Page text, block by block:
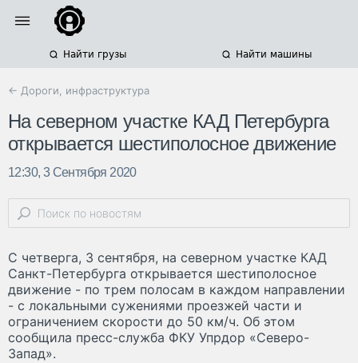
Найти грузы Найти машины
← Дороги, инфраструктура
На северном участке КАД Петербурга
открывается шестиполосное движение
12:30, 3 Сентября 2020
С четверга, 3 сентября, на северном участке КАД
Санкт-Петербурга открывается шестиполосное
движение - по трем полосам в каждом направлении
- с локальными сужениями проезжей части и
ограничением скорости до 50 км/ч. Об этом
сообщила пресс-служба ФКУ Упрдор «Северо-
Запад».